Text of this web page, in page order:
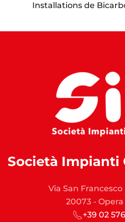
Installations de
Società Impianti
Via San Francesco
20073 -
+39 02